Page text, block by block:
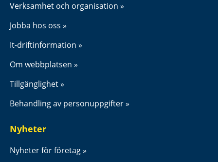
Verksamhet och organisation
Jobba hos oss
It-driftinformation
Om webbplatsen
Tillgänglighet
Behandling av personuppgifter
Nyheter
Nyheter för företag